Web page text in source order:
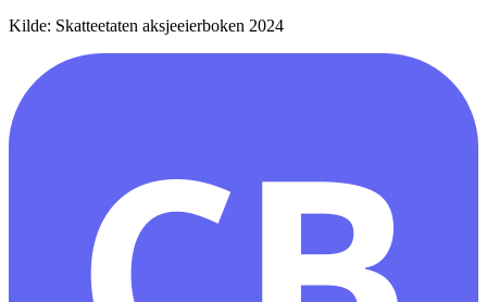
Kilde: Skatteetaten aksjeeierboken 2024